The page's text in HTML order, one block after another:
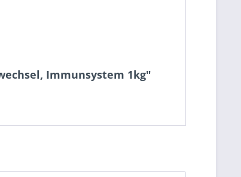
Immunsystem 1kg"